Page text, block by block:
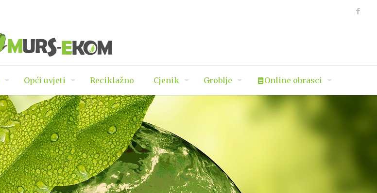
Opći uvjeti Reciklažno Cjenik Groblje Online obrasci